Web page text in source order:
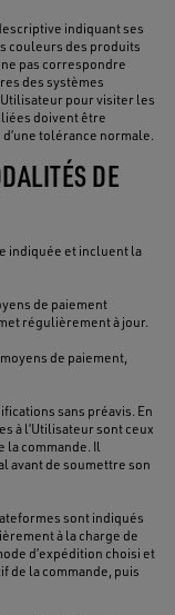
indiquant ses
couleurs des produits
pas correspondre
des systèmes
pour visiter les
doivent être
tolérance normale.
DE
indiquée et incluent la
de paiement
régulièrement à jour.
de paiement,
sans préavis. En
à l’Utilisateur sont ceux
la commande. Il
avant de soumettre son
sont indiqués
à la charge de
d’expédition choisi et
de la commande, puis